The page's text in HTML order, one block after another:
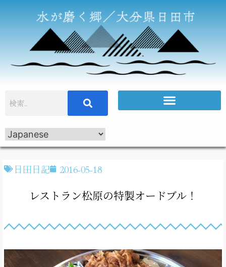
日田日記 2016-05-18
レストラン松原の特製オードブル！